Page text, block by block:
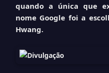
quando a única que
nome Google foi a
Hwang.